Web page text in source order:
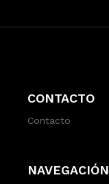
CONTACTO
Contacto
NAVEGACIÓN